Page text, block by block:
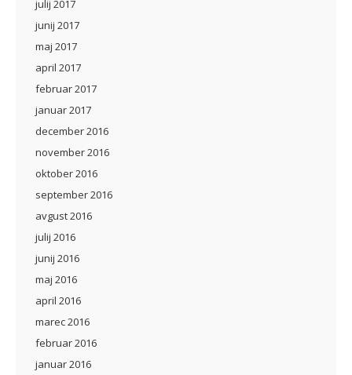
julij 2017
junij 2017
maj 2017
april 2017
februar 2017
januar 2017
december 2016
november 2016
oktober 2016
september 2016
avgust 2016
julij 2016
junij 2016
maj 2016
april 2016
marec 2016
februar 2016
januar 2016